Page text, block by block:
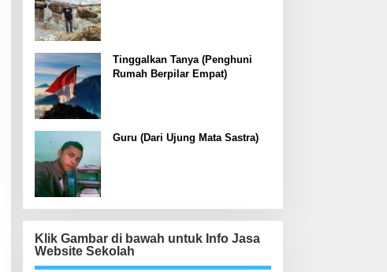
Tinggalkan Tanya (Penghuni
Rumah Berpilar Empat)
Guru (Dari Ujung Mata Sastra)
Klik Gambar di bawah untuk Info Jasa
Website Sekolah